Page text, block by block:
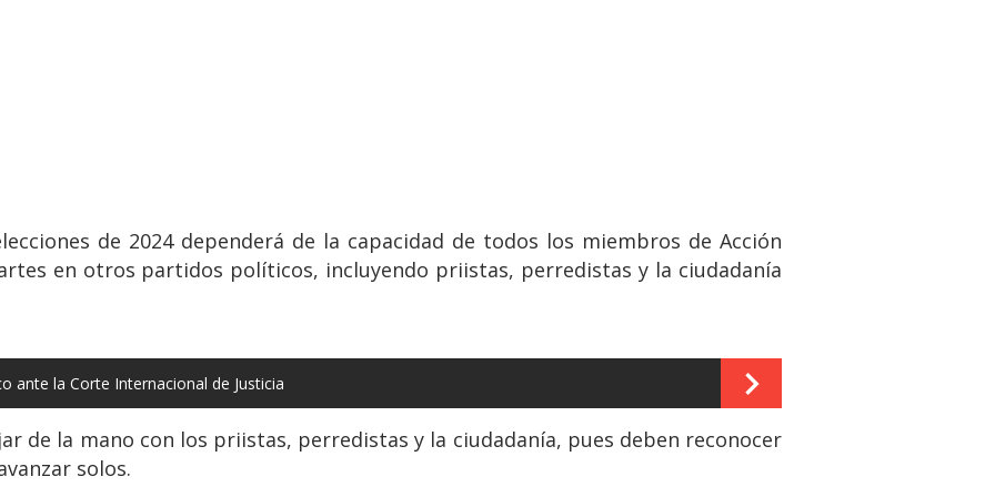
de 2024 dependerá de la capacidad de todos los miembros de Acción
en otros partidos políticos, incluyendo priistas, perredistas y la ciudadanía
ante la Corte Internacional de Justicia
de la mano con los priistas, perredistas y la ciudadanía, pues deben reconocer
solos.